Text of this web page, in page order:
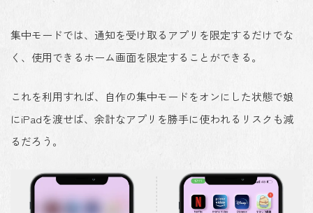
集中モードでは、通知を受け取るアプリを限定するだけでな
く、使用できるホーム画面を限定することができる。
これを利用すれば、自作の集中モードをオンにした状態で娘
にiPadを渡せば、余計なアプリを勝手に使われるリスクも減
るだろう。